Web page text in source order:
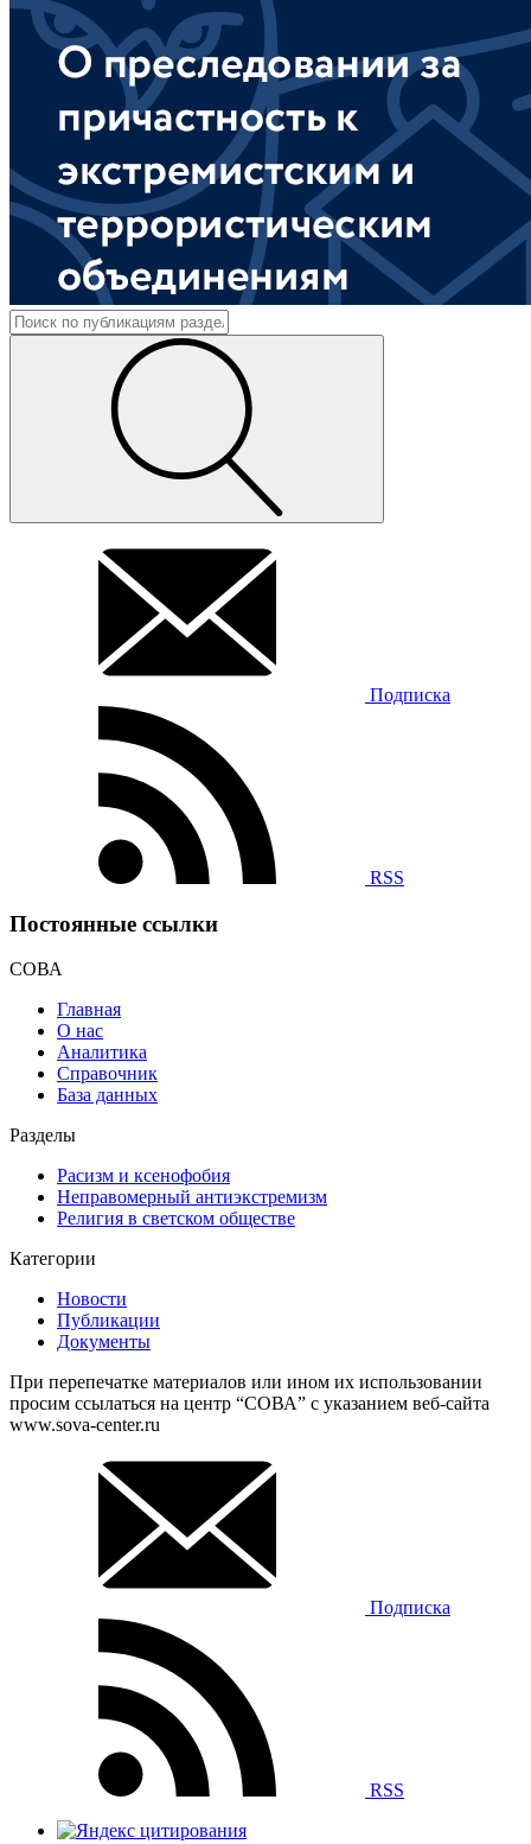
Подписка
RSS
Постоянные ссылки
СОВА
Главная
О нас
Аналитика
Справочник
База данных
Разделы
Расизм и ксенофобия
Неправомерный антиэкстремизм
Религия в светском обществе
Категории
Новости
Публикации
Документы
При перепечатке материалов или ином их использовании
просим ссылаться на центр “СОВА” с указанием веб-сайта
www.sova-center.ru
Подписка
RSS